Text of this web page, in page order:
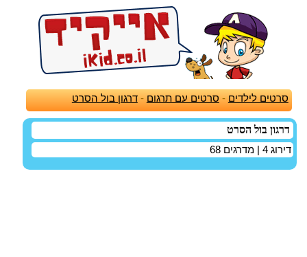
סרטים לילדים - סרטים עם תרגום -דרגון בול הסרט
דרגון בול הסרט
דירוג 4 | מדרגים 68